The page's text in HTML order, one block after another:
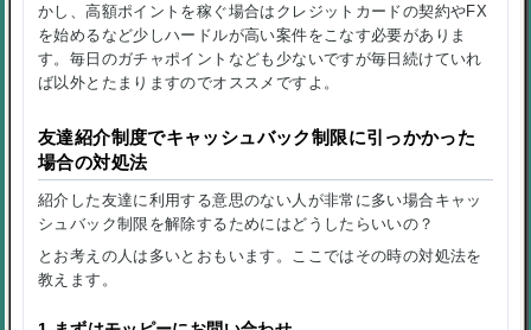
かし、高額ポイントを稼ぐ場合はクレジットカードの契約やFX
を始めるなど少しハードルが高い案件をこなす必要がありま
す。毎日のガチャポイントなども少ないですが毎日続けていれ
ば以外とたまりますのでオススメですよ。
友達紹介制度でキャッシュバック制限に引っかかった
場合の対処法
紹介した友達に利用する意思のない人が非常に多い場合キャッ
シュバック制限を解除するためにはどうしたらいいの？
とお考えの人は多いとおもいます。ここではその時の対処法を
教えます。